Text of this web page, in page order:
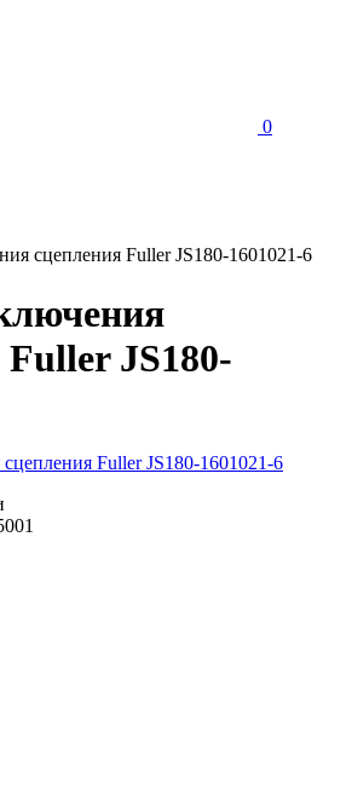
0
сцепления Fuller JS180-1601021-6
Fuller JS180-